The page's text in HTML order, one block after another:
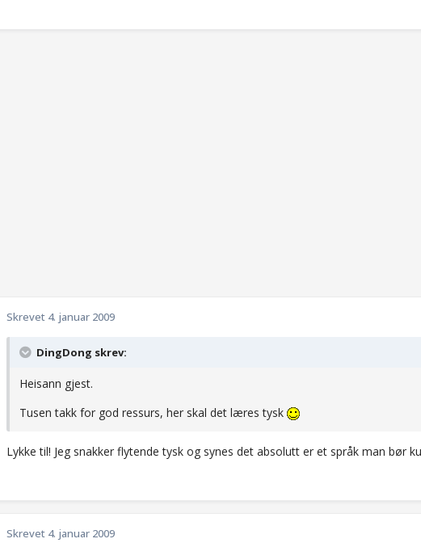
Skrevet 4. januar 2009
DingDong skrev:
Heisann gjest.
Tusen takk for god ressurs, her skal det læres tysk
Lykke til! Jeg snakker flytende tysk og synes det absolutt er et språk man bør
Skrevet 4. januar 2009